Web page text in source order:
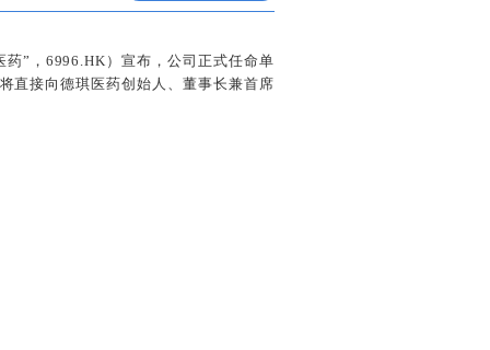
”，6996.HK）宣布，公司正式任命单
直接向德琪医药创始人、董事长兼首席